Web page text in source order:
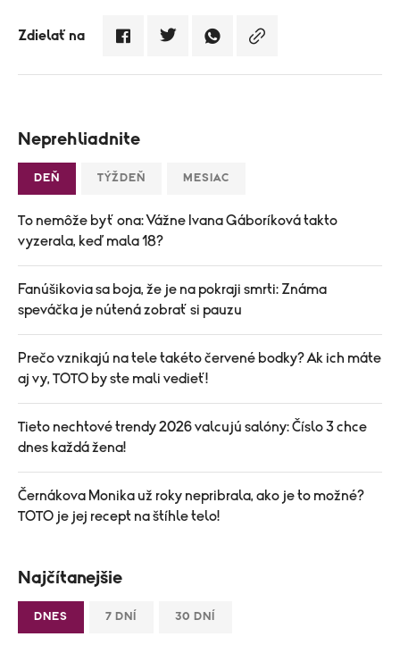
Zdielať na
Neprehliadnite
DEŇ TÝŽDEŇ MESIAC
To nemôže byť ona: Vážne Ivana Gáboríková takto
vyzerala, keď mala 18?
Fanúšikovia sa boja, že je na pokraji smrti: Známa
speváčka je nútená zobrať si pauzu
Prečo vznikajú na tele takéto červené bodky? Ak ich máte
aj vy, TOTO by ste mali vedieť!
Tieto nechtové trendy 2026 valcujú salóny: Číslo 3 chce
dnes každá žena!
Černákova Monika už roky nepribrala, ako je to možné?
TOTO je jej recept na štíhle telo!
Najčítanejšie
DNES 7 DNÍ 30 DNÍ